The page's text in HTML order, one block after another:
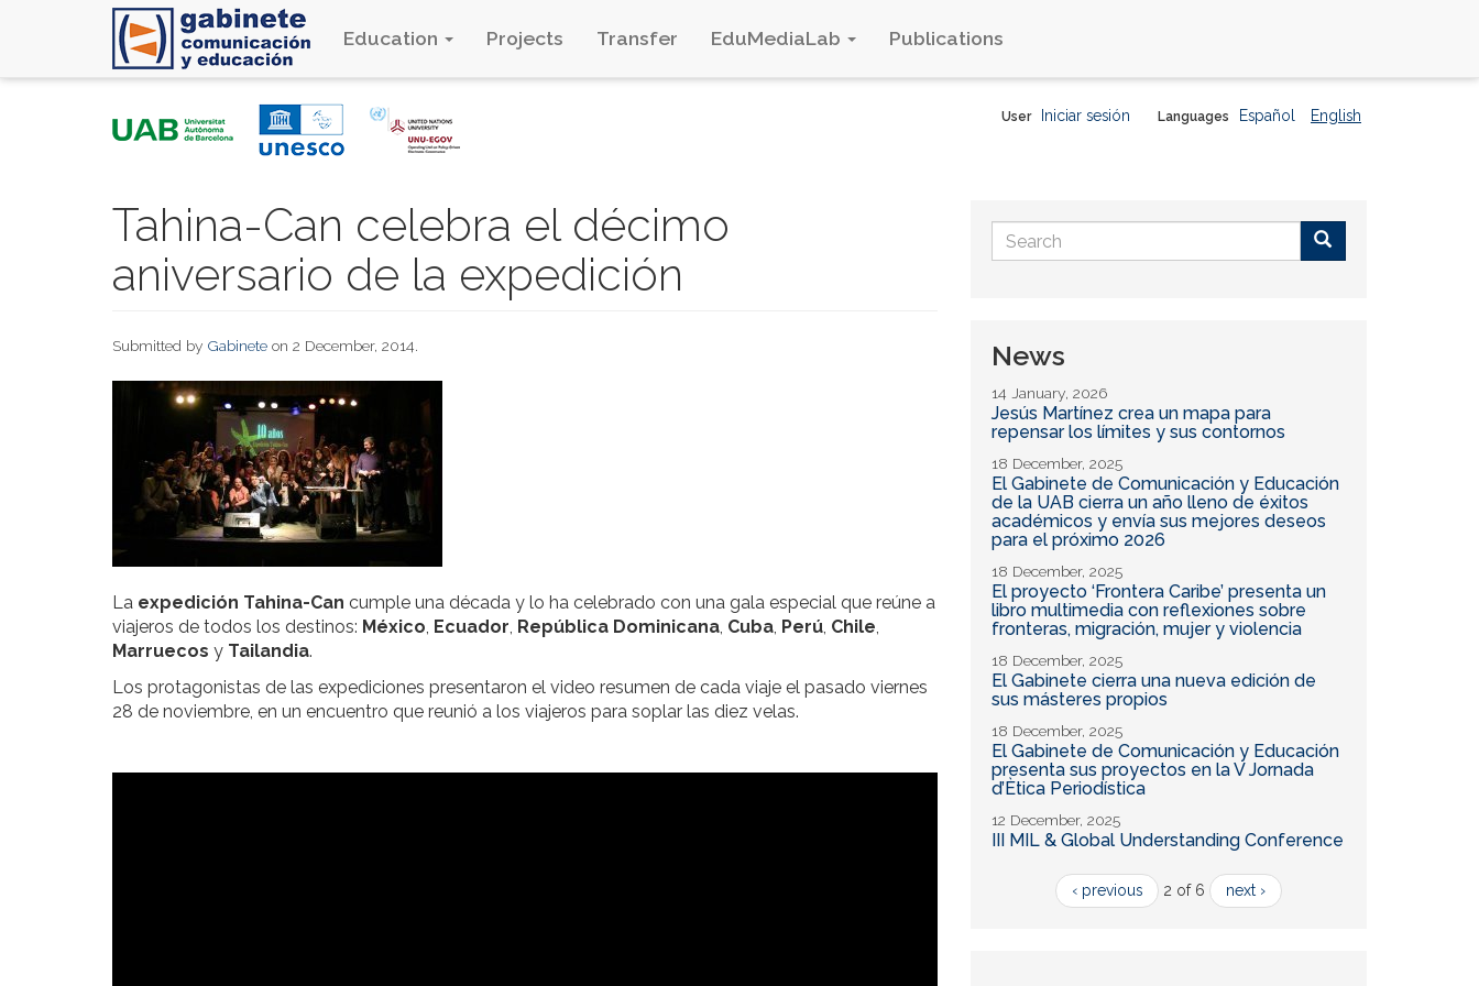
Education Projects Transfer EduMediaLab Publications
Languages Español English
User Iniciar sesión
Tahina-Can celebra el décimo
aniversario de la expedición
Submitted by Gabinete on 2 December, 2014.
La expedición Tahina-Can cumple una década y lo ha celebrado con una gala especial que reúne a
viajeros de todos los destinos: México, Ecuador, República Dominicana, Cuba, Perú, Chile,
Marruecos y Tailandia.
Los protagonistas de las expediciones presentaron el video resumen de cada viaje el pasado viernes
28 de noviembre, en un encuentro que reunió a los viajeros para soplar las diez velas.
Search
form
News
14 January, 2026
Jesús Martínez crea un mapa para
repensar los límites y sus contornos
18 December, 2025
El Gabinete de Comunicación y Educación
de la UAB cierra un año lleno de éxitos
académicos y envía sus mejores deseos
para el próximo 2026
18 December, 2025
El proyecto ‘Frontera Caribe’ presenta un
libro multimedia con reflexiones sobre
fronteras, migración, mujer y violencia
18 December, 2025
El Gabinete cierra una nueva edición de
sus másteres propios
18 December, 2025
El Gabinete de Comunicación y Educación
presenta sus proyectos en la V Jornada
d’Ètica Periodística
12 December, 2025
III MIL & Global Understanding Conference
‹ previous 2 of 6 next ›